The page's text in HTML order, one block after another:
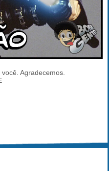
Agradecemos.